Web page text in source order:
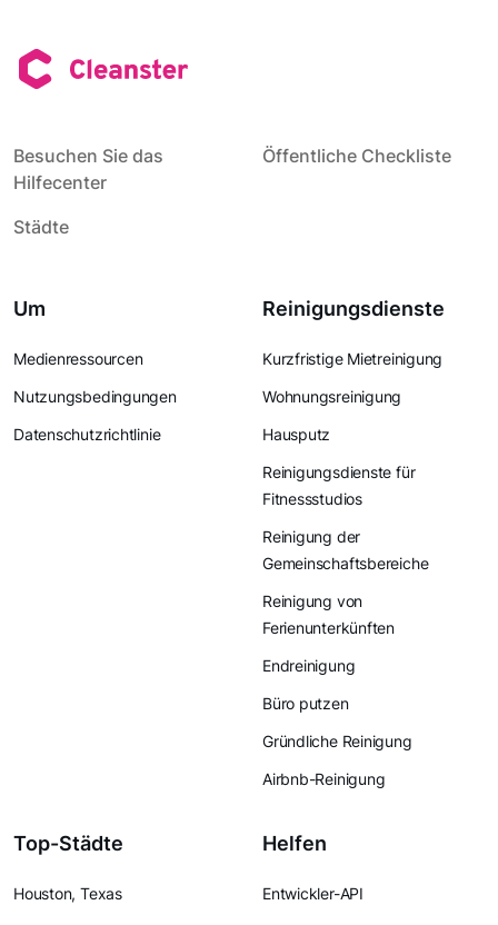
Besuchen Sie das
Hilfecenter
Öffentliche Checkliste
Städte
Um
Medienressourcen
Nutzungsbedingungen
Datenschutzrichtlinie
Reinigungsdienste
Kurzfristige Mietreinigung
Wohnungsreinigung
Hausputz
Reinigungsdienste für
Fitnessstudios
Reinigung der
Gemeinschaftsbereiche
Reinigung von
Ferienunterkünften
Endreinigung
Büro putzen
Gründliche Reinigung
Airbnb-Reinigung
Top-Städte
Houston, Texas
Helfen
Entwickler-API